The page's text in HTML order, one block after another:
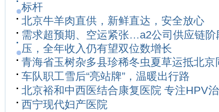
标杆
北京牛羊肉直供，新鲜直达，安全放心
需求超预期、空运紧张…a2公司供应链阶
压，全年收入仍有望双位数增长
青海省玉树杂多县珍稀冬虫夏草运抵北京
车队职工雪后“亮站牌”，温暖出行路
北京裕和中西医结合康复医院 专注HPV
西宁现代妇产医院